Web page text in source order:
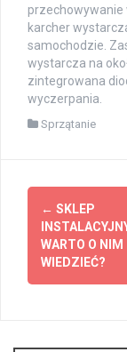
przechowywanie
karcher
samochodzie.
wystarcza na
zintegrowana
wyczerpania.
Sprzątanie
Zobacz
wpisy
← SKLEP
WARTO O NIM
WIEDZIEĆ?